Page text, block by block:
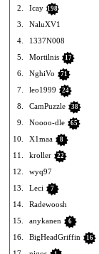
2.
Icay 198
3.
NaluXV1
4.
1337N008
5.
Mortilnis 17
6.
NghiVo 71
7.
leo1999 24
8.
CamPuzzle 38
9.
Noooo-dle 65
10.
X1maa 8
11.
kroller 22
12.
wyq97
13.
Leci 7
14.
Radewoosh
15.
anykanen 6
16.
BigHeadGriffin 16